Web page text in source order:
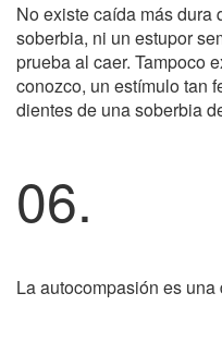
No existe caída más dura
soberbia, ni un estupor
prueba al caer. Tampoco
conozco, un estímulo tan
dientes de una soberbia
06.
La autocompasión es una